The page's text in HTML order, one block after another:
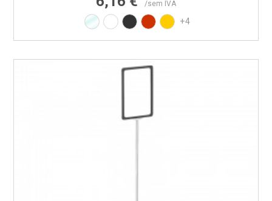
/sem IVA
Transparente
Branco RAL9010
Preto RAL9017
Vermelho RAL3020
Amarelo RAL1021
+4